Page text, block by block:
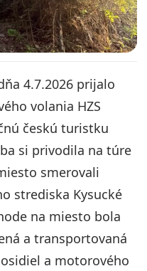
4.7.2026 prijalo
volania HZS
českú turistku
si privodila na túre
smerovali
strediska Kysucké
na miesto bola
a transportovaná
a motorového